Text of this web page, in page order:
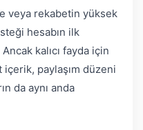
veya rekabetin yüksek
hesabın ilk
kalıcı fayda için
paylaşım düzeni
da aynı anda